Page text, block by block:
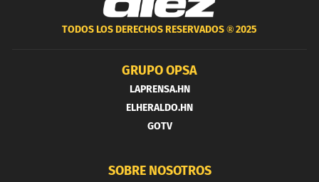
TODOS LOS DERECHOS RESERVADOS ®2025
GRUPO OPSA
LAPRENSA.HN
ELHERALDO.HN
GOTV
SOBRE NOSOTROS